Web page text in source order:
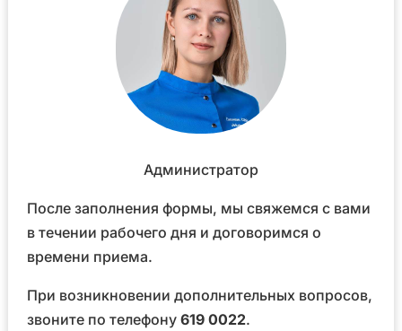
Администратор
После заполнения формы, мы свяжемся с вами
в течении рабочего дня и договоримся о
времени приема.
При возникновении дополнительных вопросов,
звоните по телефону619 0022.